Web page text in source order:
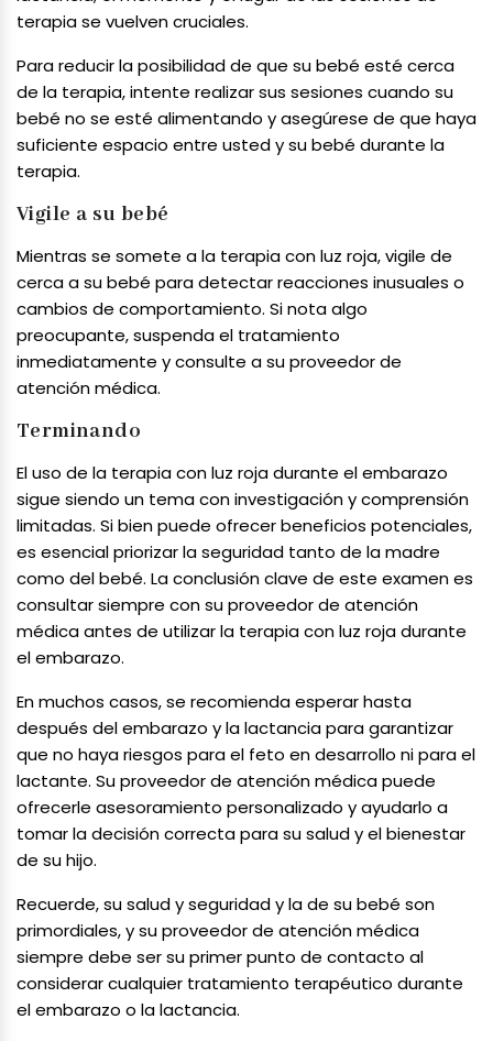
terapia se vuelven cruciales.
Para reducir la posibilidad de que su bebé esté cerca
de la terapia, intente realizar sus sesiones cuando su
bebé no se esté alimentando y asegúrese de que haya
suficiente espacio entre usted y su bebé durante la
terapia.
Vigile a su bebé
Mientras se somete a la terapia con luz roja, vigile de
cerca a su bebé para detectar reacciones inusuales o
cambios de comportamiento. Si nota algo
preocupante, suspenda el tratamiento
inmediatamente y consulte a su proveedor de
atención médica.
Terminando
El uso de la terapia con luz roja durante el embarazo
sigue siendo un tema con investigación y comprensión
limitadas. Si bien puede ofrecer beneficios potenciales,
es esencial priorizar la seguridad tanto de la madre
como del bebé. La conclusión clave de este examen es
consultar siempre con su proveedor de atención
médica antes de utilizar la terapia con luz roja durante
el embarazo.
En muchos casos, se recomienda esperar hasta
después del embarazo y la lactancia para garantizar
que no haya riesgos para el feto en desarrollo ni para el
lactante. Su proveedor de atención médica puede
ofrecerle asesoramiento personalizado y ayudarlo a
tomar la decisión correcta para su salud y el bienestar
de su hijo.
Recuerde, su salud y seguridad y la de su bebé son
primordiales, y su proveedor de atención médica
siempre debe ser su primer punto de contacto al
considerar cualquier tratamiento terapéutico durante
el embarazo o la lactancia.